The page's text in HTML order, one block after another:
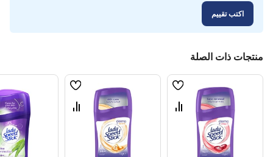
اكتب تقييم
منتجات ذات الصلة
الامنيات
الامنيات